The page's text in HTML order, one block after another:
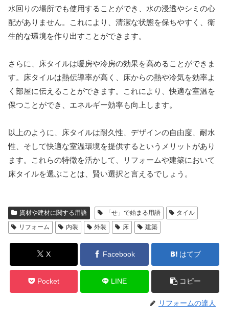
水回りの場所でも使用することができ、水の浸透やシミの心
配がありません。これにより、清潔な状態を保ちやすく、衛
生的な環境を作り出すことができます。
さらに、床タイルは暖房や冷房の効果を高めることができま
す。床タイルは熱伝導率が高く、床からの熱や冷気を効率よ
く部屋に伝えることができます。これにより、快適な室温を
保つことができ、エネルギー効率も向上します。
以上のように、床タイルは耐久性、デザインの自由度、耐水
性、そして快適な室温環境を提供するというメリットがあり
ます。これらの特徴を活かして、リフォームや建築において
床タイルを選ぶことは、賢い選択と言えるでしょう。
資材や建材に関する用語 「せ」で始まる用語
タイル
リフォーム
内装 外装 床 建築
X Facebook はてブ
Pocket LINE コピー
リフォームの達人